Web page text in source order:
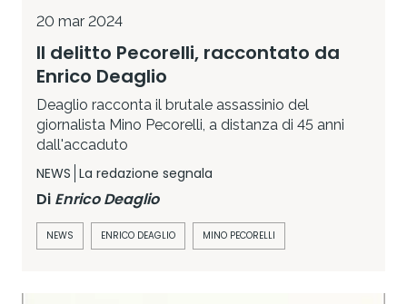
20 mar 2024
Il delitto Pecorelli, raccontato da
Enrico Deaglio
Deaglio racconta il brutale assassinio del
giornalista Mino Pecorelli, a distanza di 45 anni
dall'accaduto
NEWS La redazione segnala
Di Enrico Deaglio
NEWS ENRICO DEAGLIO MINO PECORELLI